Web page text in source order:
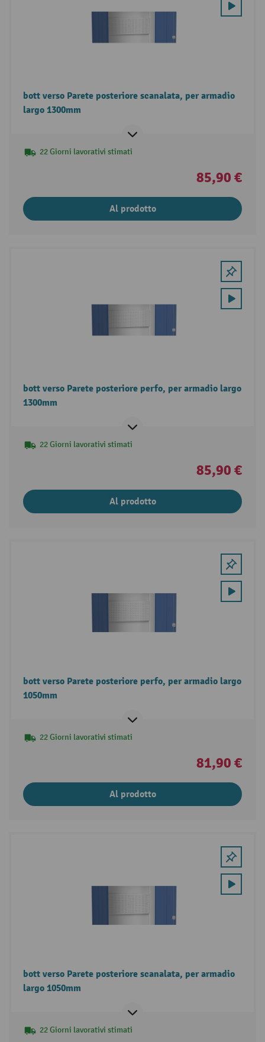
bott verso Parete posteriore scanalata, per armadio
largo 1300mm
22 Giorni lavorativi stimati
85,90 €
Al prodotto
bott verso Parete posteriore perfo, per armadio largo
1300mm
22 Giorni lavorativi stimati
85,90 €
Al prodotto
bott verso Parete posteriore perfo, per armadio largo
1050mm
22 Giorni lavorativi stimati
81,90 €
Al prodotto
bott verso Parete posteriore scanalata, per armadio
largo 1050mm
22 Giorni lavorativi stimati